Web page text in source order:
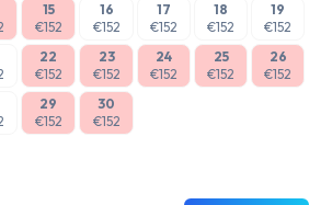
15
€152
16
€152
17
€152
18
€152
19
€152
22
€152
23
€152
24
€152
25
€152
26
€152
29
€152
30
€152